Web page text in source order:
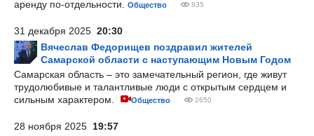
аренду по-отдельности.
Общество 835
31 декабря 2025 20:30
Вячеслав Федорищев поздравил жителей
Самарской области с наступающим Новым Годом
Самарская область – это замечательный регион, где живут
трудолюбивые и талантливые люди с открытым сердцем и
сильным характером.
Общество 2650
28 ноября 2025 19:57